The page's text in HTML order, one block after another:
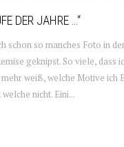
DER JAHRE …“
schon so manches Foto in
geknipst. So viele, dass
weiß, welche Motive ich
nicht. Eini...